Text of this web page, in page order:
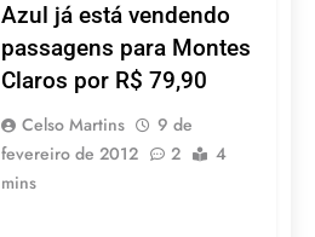
Azul já está vendendo
passagens para Montes
Claros por R$ 79,90
Celso Martins
9 de
fevereiro de 2012
2
4
mins